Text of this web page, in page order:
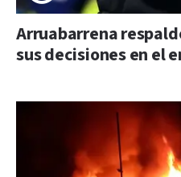
Arruabarrena
sus decisiones en el